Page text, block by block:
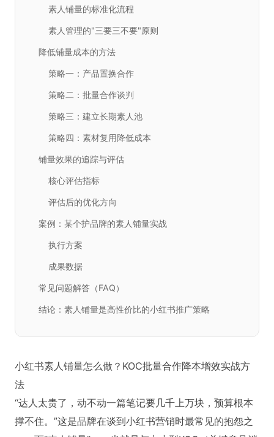
素人铺量的标准化流程
素人管理的"三要三不要"原则
降低铺量成本的方法
策略一：产品置换合作
策略二：批量合作谈判
策略三：建立长期素人池
策略四：素材复用降低成本
铺量效果的追踪与评估
核心评估指标
评估后的优化方向
案例：某个护品牌的素人铺量实战
执行方案
成果数据
常见问题解答（FAQ）
结论：素人铺量是高性价比的小红书推广策略
小红书素人铺量怎么做？KOC批量合作降本增效实战方
法
“达人太贵了，动不动一篇笔记要几千上万块，预算根本
撑不住。”这是品牌在谈到小红书营销时最常见的抱怨之